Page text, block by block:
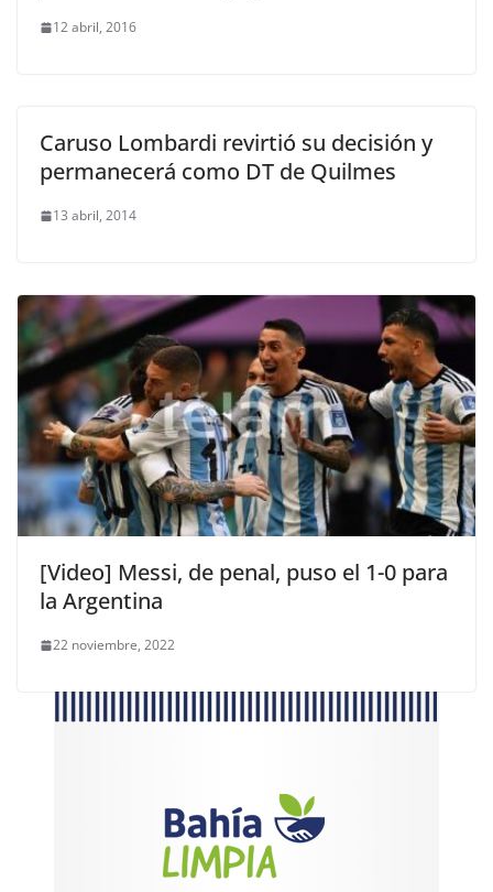
12 abril, 2016
Caruso Lombardi revirtió su decisión y
permanecerá como DT de Quilmes
13 abril, 2014
[Video] Messi, de penal, puso el 1-0 para
la Argentina
22 noviembre, 2022